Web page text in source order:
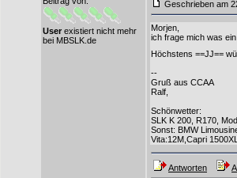
User existiert nicht mehr
bei MBSLK.de
Geschrieben am
Morjen,
ich frage mich was
Höchstens ==JJ==
--
Gruß aus CCAA
Ralf,
Schönwetter:
SLK K 200, R170,
Sonst: BMW
Vita:12M,Capri
Antworten